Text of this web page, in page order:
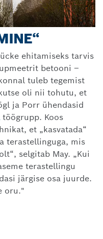
ehitamiseks tarvis
betooni –
tuleb tegemist
oli nii tohutu, et
ja Porr ühendasid
töögrupp. Koos
et „kasvatada“
terastellinguga, mis
selgitab May. „Kui
terastellingu
järgise osa juurde.
oru."